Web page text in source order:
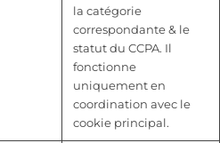
la catégorie
correspondante & le
statut du CCPA. Il
fonctionne
uniquement en
coordination avec le
cookie principal.